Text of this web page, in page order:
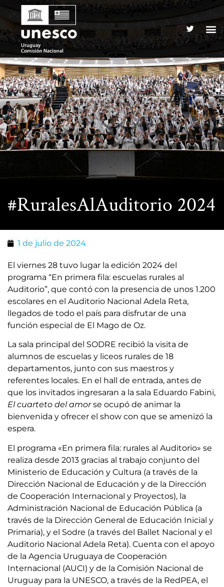
#RuralesAlAuditorio 2024
1 de julio de 2024
El viernes 28 tuvo lugar la edición 2024 del
programa “En primera fila: escuelas rurales al
Auditorio”, que contó con la presencia de unos 1.200
escolares en el Auditorio Nacional Adela Reta,
llegados de todo el país para disfrutar de una
función especial de El Mago de Oz.
La sala principal del SODRE recibió la visita de
alumnos de escuelas y liceos rurales de 18
departamentos, junto con sus maestros y
referentes locales. En el hall de entrada, antes de
que los invitados ingresaran a la sala Eduardo Fabini,
El cuarteto del amorse ocupó de animar la
bienvenida y ofrecer el show con que se amenizó la
espera.
El programa «En primera fila: rurales al Auditorio» se
realiza desde 2013 gracias al trabajo conjunto del
Ministerio de Educación y Cultura (a través de la
Dirección Nacional de Educación y de la Dirección
de Cooperación Internacional y Proyectos), la
Administración Nacional de Educación Pública (a
través de la Dirección General de Educación Inicial y
Primaria), y el Sodre (a través del Ballet Nacional y el
Auditorio Nacional Adela Reta). Cuenta con el apoyo
de la Agencia Uruguaya de Cooperación
Internacional (AUCI) y de la Comisión Nacional de
Uruguay para la UNESCO, a través de la RedPEA, el